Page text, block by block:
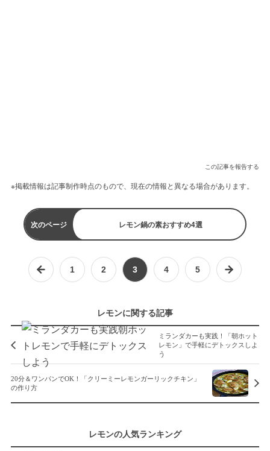
この記事を報告する
※掲載情報は記事制作時点のもので、現在の情報と異なる場合があります。
次のページ レモン鍋の素おすすめ4選
1 2 3 4 5
レモンに関する記事
ミランダカーも実践！「朝ホット
レモン」で手軽にデトックスしよ
う
20分＆ワンパンでOK！「クリーミーレモンガーリックチキン」
の作り方
レモンの人気ランキング